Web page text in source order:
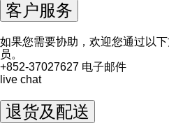
客户服务
如果您需要协助，欢迎您通过以
员。
+852-37027627 电子邮件
live chat
退货及配送